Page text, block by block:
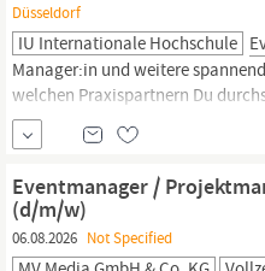
Düsseldorf
IU Internationale Hochschule
Manager:in und weitere
welchen Praxispartnern Du
eine große Auswahl, zu der
Resort, TUI, McDonalds und Sixt
jeden Fall ideale
Lehre: 2 von 3
Eventmanager /
(d/m/w)
06.08.2026 Not Specified